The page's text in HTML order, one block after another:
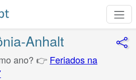
Anhalt
ano? 👉 Feriados na